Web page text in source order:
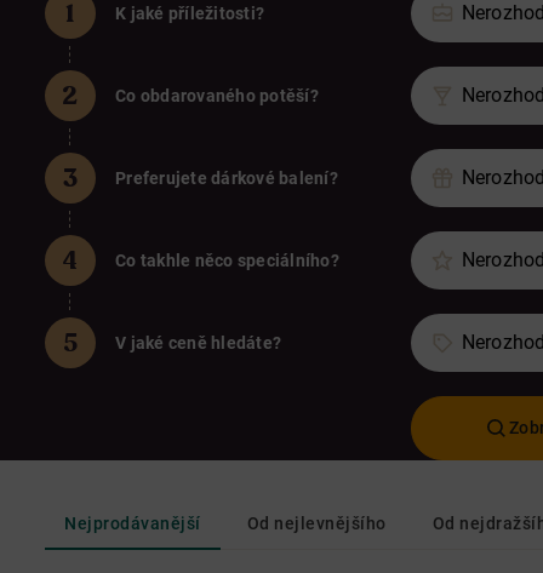
K jaké příležitosti?
Co obdarovaného potěší?
Preferujete dárkové balení?
Co takhle něco speciálního?
V jaké ceně hledáte?
Nejprodávanější Od nejlevnějšího Od